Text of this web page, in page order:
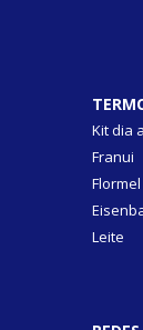
Kit dia
Franui
Flormel
Leite